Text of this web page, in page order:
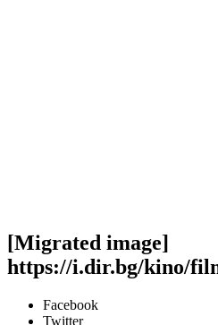
[Migrated image]
https://i.dir.bg/kino/
Facebook
Twitter